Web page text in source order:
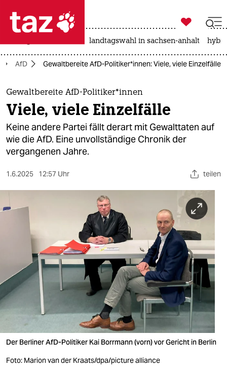
 taz zahl ich
taz zahl ich
themen
politik
öko
gesellschaft
sport
berlin
wahrheit
verlag
verlag
veranstaltungen
shop

taz zahl ich
landtagswahl in sachsen-anhalt
AfD Gewaltbereite AfD-Politiker*innen: Viele, viele Einzelfälle
Gewaltbereite AfD-Politiker*innen
Viele, viele Einzelfälle
Keine andere Partei fällt derart mit Gewalttaten auf
wie die AfD. Eine unvollständige Chronik der
vergangenen Jahre.
1.6.2025 12:57 Uhr teilen
Der Berliner AfD-Politiker Kai Borrmann (vorn) vor Gericht in Berlin
Foto: Marion van der Kraats/dpa/picture alliance